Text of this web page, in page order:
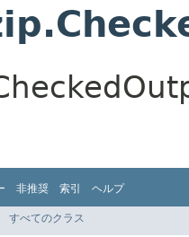
非推奨 索引 ヘルプ
すべてのクラス